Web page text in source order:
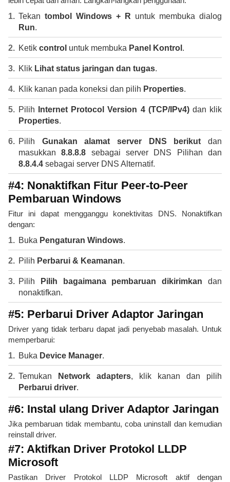
Tekan tombol Windows + R untuk membuka dialog
Run.
Ketik control untuk membuka Panel Kontrol .
Klik Lihat status jaringan dan tugas.
Klik kanan pada koneksi dan pilih Properties.
Pilih Internet Protocol Version 4 (TCP/IPv4)dan klik
Properties.
Pilih Gunakan alamat server DNS berikut dan
masukkan8.8.8.8 sebagai server DNS Pilihan dan
8.8.4.4 sebagai server DNS Alternatif.
#4: Nonaktifkan Fitur Peer-to-Peer
Pembaruan Windows
Fitur ini dapat mengganggu konektivitas DNS. Nonaktifkan
dengan:
Buka Pengaturan Windows.
Pilih Perbarui & Keamanan.
Pilih Pilih bagaimana pembaruan dikirimkan dan
nonaktifkan.
#5: Perbarui Driver Adaptor Jaringan
Driver yang tidak terbaru dapat jadi penyebab masalah. Untuk
memperbarui:
Buka Device Manager.
Temukan Network adapters, klik kanan dan pilih
Perbarui driver.
#6: Instal ulang Driver Adaptor Jaringan
Jika pembaruan tidak membantu, coba uninstall dan kemudian
reinstall driver.
#7: Aktifkan Driver Protokol LLDP
Microsoft
Pastikan Driver Protokol LLDP Microsoft aktif dengan